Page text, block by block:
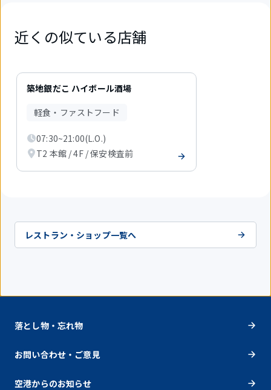
近くの似ている店舗
築地銀だこ ハイボール酒場
軽食・ファストフード
07:30~21:00(L.O.)
T2 本館 / 4F / 保安検査前
レストラン・ショップ一覧へ
落とし物・忘れ物
お問い合わせ・ご意見
空港からのお知らせ